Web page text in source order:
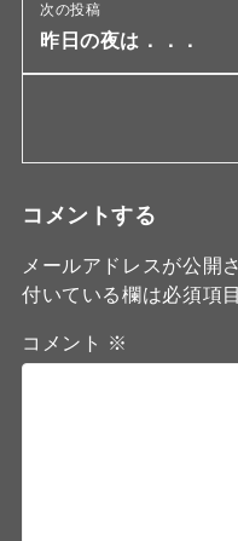
次の投稿
昨日の夜は．．．
コメントする
メールアドレスが公開
付いている欄は必須項
コメント ※